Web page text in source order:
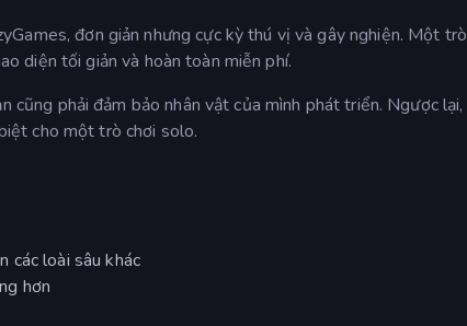
đơn giản nhưng cực kỳ thú vị và gây nghiện. Một trò
diện tối giản và hoàn toàn miễn phí.
cũng phải đảm bảo nhân vật của mình phát triển. Ngược lại,
cho một trò chơi solo.
các loài sâu khác
hơn